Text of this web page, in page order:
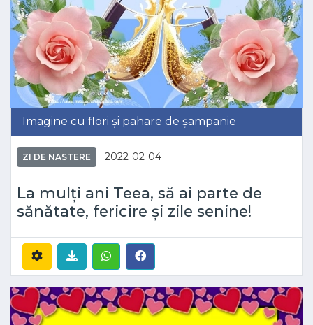
Imagine cu flori și pahare de șampanie
ZI DE NASTERE 2022-02-04
La mulți ani Teea, să ai parte de
sănătate, fericire și zile senine!